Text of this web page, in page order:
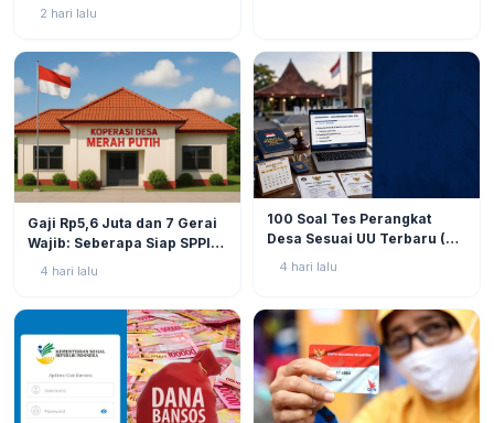
Simak Prediksi dan
2 hari lalu
Gaji Rp5,6 Juta dan 7 Gerai
Wajib: Seberapa Siap SPPI
4 hari lalu
100 Soal Tes Perangkat
Desa Sesuai UU Terbaru (UU
No. 3 Tahun 2024 & PP No.
4 hari lalu